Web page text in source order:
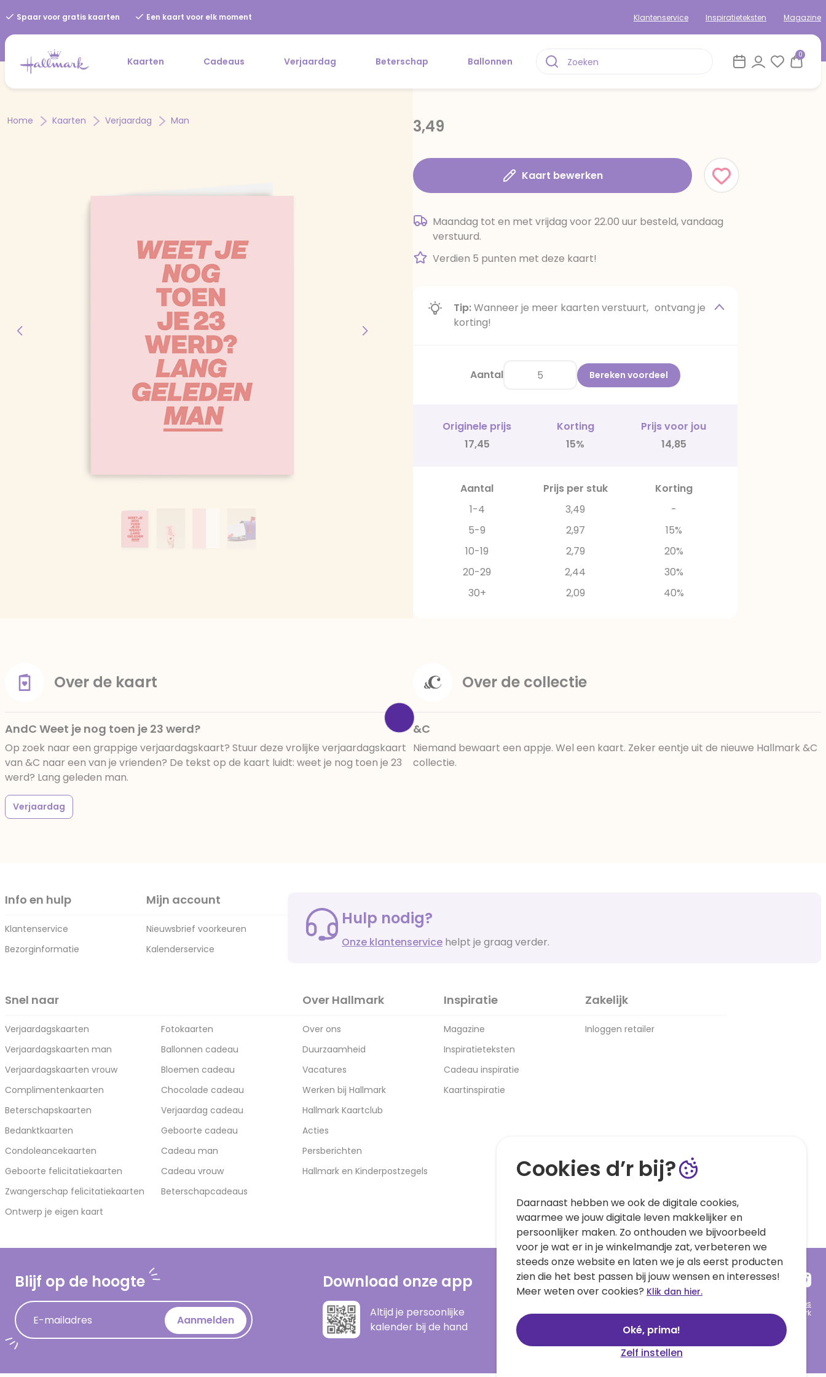
Spaar voor gratis kaarten Een kaart voor elk moment Klantenservice Inspiratieteksten Magazine
Kaarten Cadeaus Verjaardag Beterschap Ballonnen
0
Home Kaarten Verjaardag Man 3,49
Kaart bewerken
Maandag tot en met vrijdag voor 22.00 uur besteld, vandaag
verstuurd.
Verdien 5 punten met deze kaart!
Tip:Wanneer je meer kaarten verstuurt, ontvang je
korting!
Aantal Bereken voordeel
Originele prijs Korting
Prijs voor jou
17,45
15% 14,85
Aantal Prijs per stuk
Korting
1-4
3,49
-
5-9
2,97
15%
10-19
2,79
20%
20-29
2,44
30%
30+
2,09 40%
Over de kaart
AndC Weet je nog toen je 23 werd?
Op zoek naar een grappige verjaardagskaart? Stuur deze vrolijke verjaardagskaart
van &C naar een van je vrienden? De tekst op de kaart luidt: weet je nog toen je 23
werd? Lang geleden man.
Verjaardag
Over de collectie
&C
Niemand bewaart een appje. Wel een kaart. Zeker eentje uit de nieuwe Hallmark &C
collectie.
Info en hulp
Klantenservice
Bezorginformatie
Mijn account
Nieuwsbrief voorkeuren
Kalenderservice
Hulp nodig?
Onze klantenservice helpt je graag verder.
Snel naar
Verjaardagskaarten
Verjaardagskaarten man
Verjaardagskaarten vrouw
Complimentenkaarten
Beterschapskaarten
Bedanktkaarten
Condoleancekaarten
Geboorte felicitatiekaarten
Zwangerschap felicitatiekaarten
Ontwerp je eigen kaart
Fotokaarten
Ballonnen cadeau
Bloemen cadeau
Chocolade cadeau
Verjaardag cadeau
Geboorte cadeau
Cadeau man
Cadeau vrouw
Beterschapcadeaus
Over Hallmark
Over ons
Duurzaamheid
Vacatures
Werken bij Hallmark
Hallmark Kaartclub
Acties
Persberichten
Hallmark en Kinderpostzegels
Inspiratie
Magazine
Inspiratieteksten
Cadeau inspiratie
Kaartinspiratie
Zakelijk
Inloggen retailer
Blijf op de hoogte
E-mailadres Aanmelden
Download onze app
Altijd je persoonlijke
kalender bij de hand
Cookies
© 1999 - 2025 Hallmark
Cookies d’r bij?
Daarnaast hebben we ook de digitale cookies,
waarmee we jouw digitale leven makkelijker en
persoonlijker maken. Zo onthouden we bijvoorbeeld
voor je wat er in je winkelmandje zat, verbeteren we
steeds onze website en laten we je als eerst producten
zien die het best passen bij jouw wensen en interesses!
Meer weten over cookies? Klik dan hier.
Oké, prima!
Zelf instellen